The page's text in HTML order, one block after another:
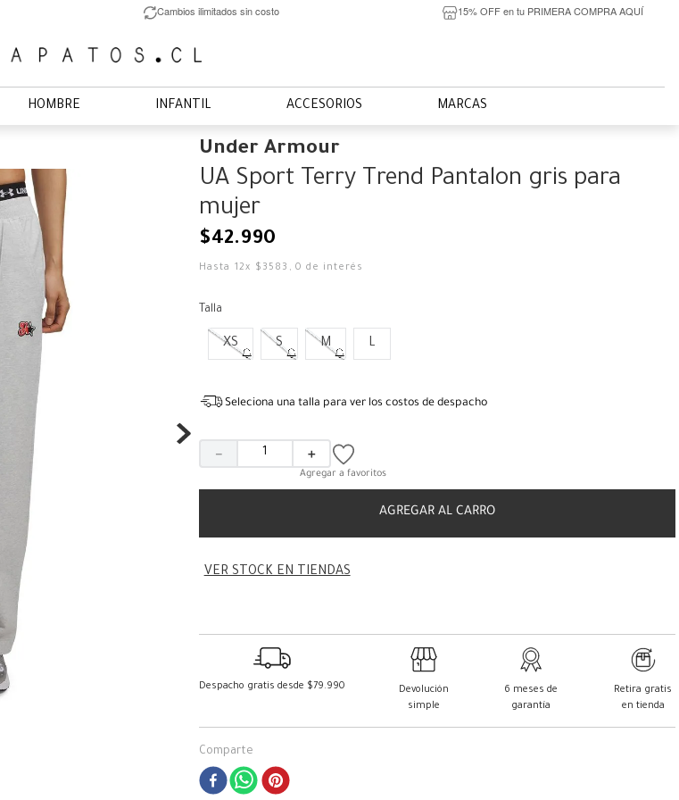
Cambios ilimitados sin costo 15% OFF en tu PRIMERA COMPRA AQUÍ
HOMBRE INFANTIL ACCESORIOS MARCAS
Under Armour
UA Sport Terry Trend Pantalon gris para
mujer
$42.990
Hasta 12x $ 3583 ,0 de interés
Talla
XS S M L
Seleciona una talla para ver los costos de despacho
＋
－
AGREGAR AL CARRO
VER STOCK EN TIENDAS
Despacho gratis desde $79.990
Devolución
simple
6 meses de
garantía
Retira gratis
en tienda
Comparte